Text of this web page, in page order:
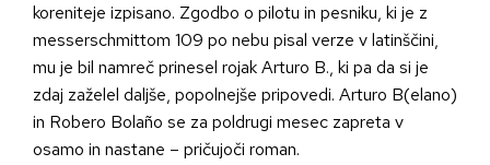
koreniteje izpisano. Zgodbo o pilotu in pesniku, ki je z
messerschmittom 109 po nebu pisal verze v latinščini,
mu je bil namreč prinesel rojak Arturo B., ki pa da si je
zdaj zaželel daljše, popolnejše pripovedi. Arturo B(elano)
in Robero Bolaño se za poldrugi mesec zapreta v
osamo in nastane – pričujoči roman.